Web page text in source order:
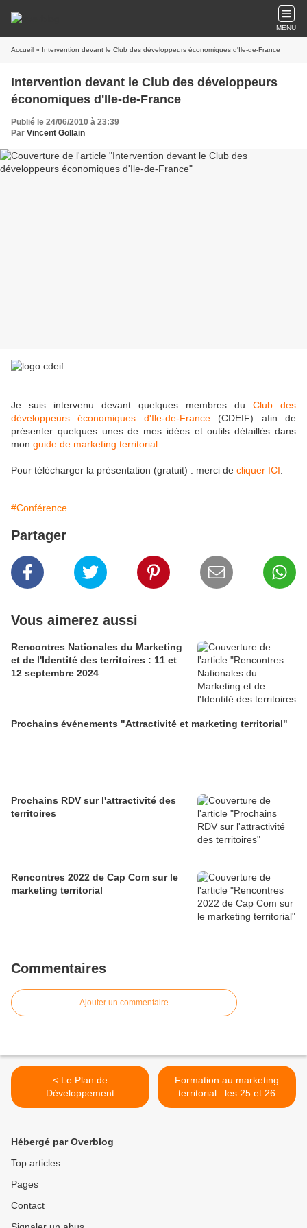
MENU
Accueil » Intervention devant le Club des développeurs économiques d'Ile-de-France
Intervention devant le Club des développeurs
économiques d'Ile-de-France
Publié le 24/06/2010 à 23:39
Par Vincent Gollain
Je suis intervenu devant quelques membres du Club des
développeurs économiques d'Ile-de-France(CDEIF) afin de
présenter quelques unes de mes idées et outils détaillés dans
mon guide de marketing territorial
Pour télécharger la présentation (gratuit) : merci de cliquer ICI
#Conférence
Partager
Vous aimerez aussi
Rencontres Nationales du Marketing
et de l'Identité des territoires : 11 et
12 septembre 2024
Prochains événements "Attractivité et marketing territorial"
Prochains RDV sur l'attractivité des
territoires
Rencontres 2022 de Cap Com sur le
marketing territorial
Commentaires
Ajouter un commentaire
< Le Plan de
Développement
International (PDI) de
Formation au marketing
territorial : les 25 et 26
novembre 2010 >
Hébergé par Overblog
Top articles
Pages
Contact